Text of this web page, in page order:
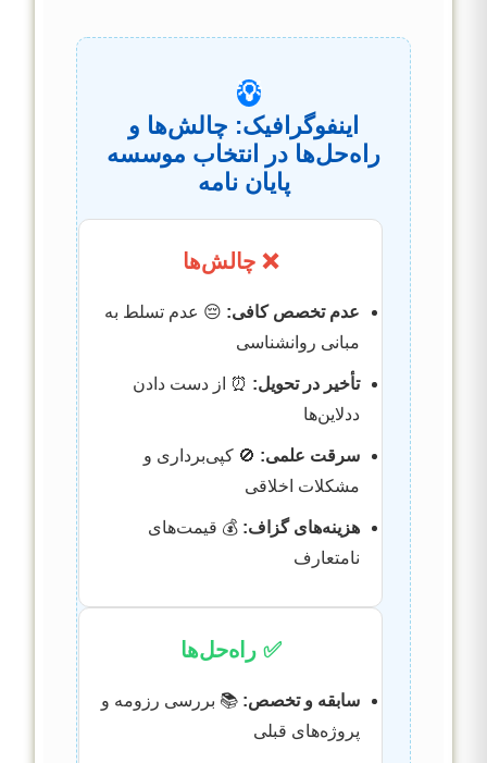
💡
اینفوگرافیک: چالش‌ها و
راه‌حل‌ها در انتخاب موسسه
پایان نامه
❌ چالش‌ها
عدم تخصص کافی: 😔 عدم تسلط به
مبانی روانشناسی
تأخیر در تحویل: ⏰ از دست دادن
ددلاین‌ها
سرقت علمی: 🚫 کپی‌برداری و
مشکلات اخلاقی
هزینه‌های گزاف: 💰 قیمت‌های
نامتعارف
✅ راه‌حل‌ها
سابقه و تخصص: 📚 بررسی رزومه و
پروژه‌های قبلی